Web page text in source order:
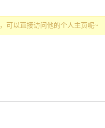
，可以直接访问他的个人主页呢~